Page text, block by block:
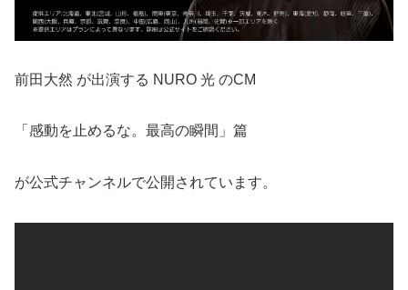
前田大然 が出演する NURO 光 のCM
「感動を止めるな。最高の瞬間」篇
が公式チャンネルで公開されています。